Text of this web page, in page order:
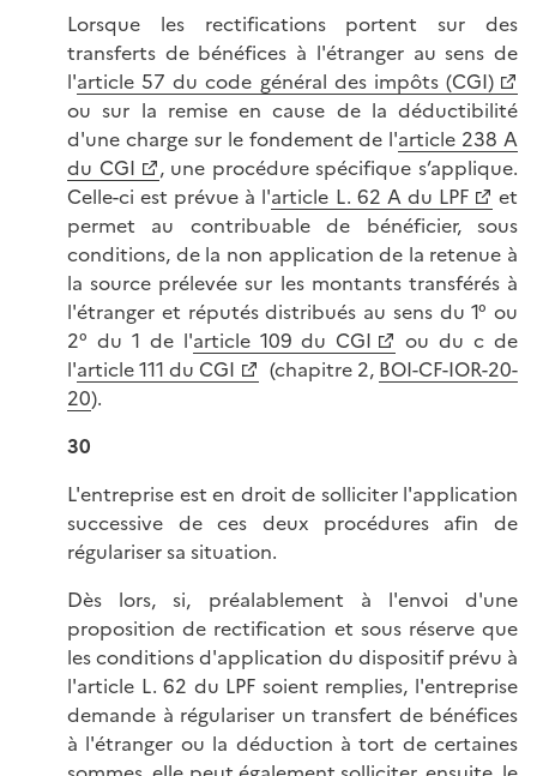
Lorsque les rectifications portent sur des
transferts de bénéfices à l'étranger au sens de
l'article 57 du code général des impôts (CGI)
ou sur la remise en cause de la déductibilité
d'une charge sur le fondement de l'article 238 A
du CGI
, une procédure spécifique s’applique.
Celle-ci est prévue à l'article L. 62 A du LPF
et
permet au contribuable de bénéficier, sous
conditions, de la non application de la retenue à
la source prélevée sur les montants transférés à
l'étranger et réputés distribués au sens du 1° ou
2° du 1 de l'article 109 du CGI
ou du c de
l'article 111 du CGI (chapitre 2, BOI-CF-IOR-20-
20).
30
L'entreprise est en droit de solliciter l'application
successive de ces deux procédures afin de
régulariser sa situation.
Dès lors, si, préalablement à l'envoi d'une
proposition de rectification et sous réserve que
les conditions d'application du dispositif prévu à
l'article L. 62 du LPF soient remplies, l'entreprise
demande à régulariser un transfert de bénéfices
à l'étranger ou la déduction à tort de certaines